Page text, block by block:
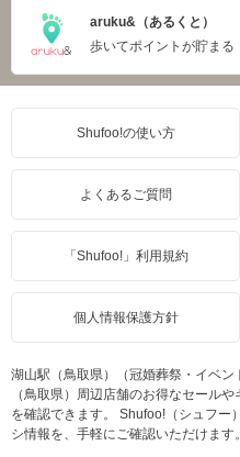
aruku&（あるくと）
歩いてポイントが貯まる
Shufoo!の使い方
よくあるご質問
「Shufoo!」利用規約
個人情報保護方針
湖山駅（鳥取県）（冠婚葬祭・イベ
（鳥取県）周辺店舗のお得なセール
を確認できます。 Shufoo!（シュフー
シ情報を、手軽にご確認いただけます